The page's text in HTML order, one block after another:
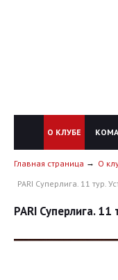
О КЛУБЕ
Главная страница О
PARI Суперлига. 11 тур.
PARI Суперлига.